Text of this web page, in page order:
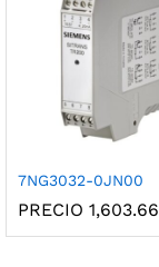
7NG3032-0JN00
PRECIO 1,603.66